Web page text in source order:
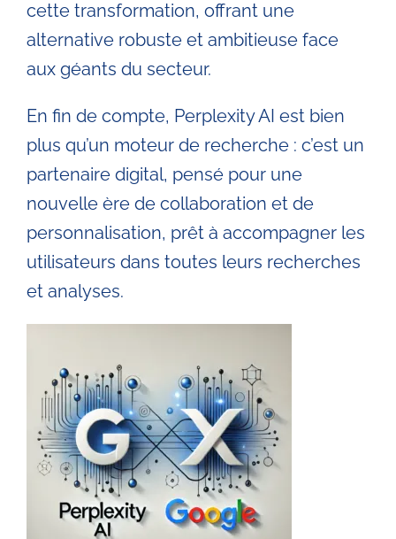
cette transformation, offrant une
alternative robuste et ambitieuse face
aux géants du secteur.
En fin de compte, Perplexity AI est bien
plus qu’un moteur de recherche : c’est un
partenaire digital, pensé pour une
nouvelle ère de collaboration et de
personnalisation, prêt à accompagner les
utilisateurs dans toutes leurs recherches
et analyses.